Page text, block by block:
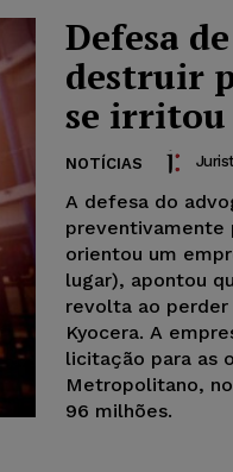
Defesa
destruir
se
NOTÍCIAS
A defesa do
preventivamente
orientou um
lugar), apontou
revolta ao
Kyocera. A
licitação para as
Metropolitano,
96 milhões.